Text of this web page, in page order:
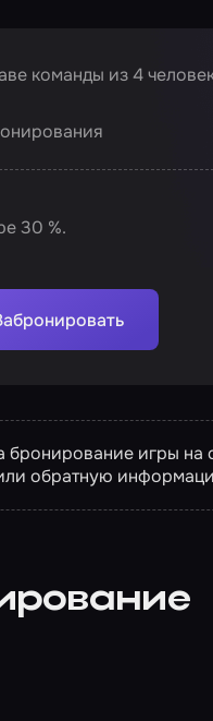
команды из 4
30 %.
игры на
обратную